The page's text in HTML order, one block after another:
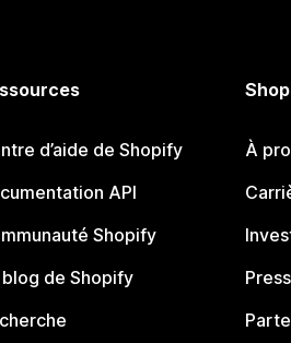
d’aide de Shopify
API
Shopify
blog de Shopify
À